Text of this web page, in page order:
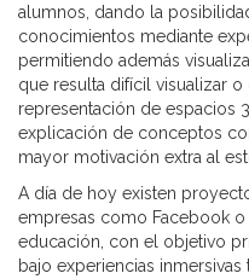
alumnos, dando la
conocimientos mediante
permitiendo además
que resulta difícil visualizar
representación de espacios
explicación de conceptos
mayor motivación extra al
A día de hoy existen
empresas como Facebook
educación, con el objetivo
bajo experiencias inmersivas